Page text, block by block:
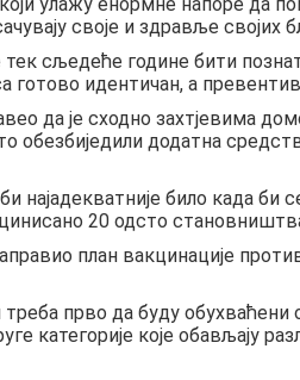
улажу енормне напоре да
своје и здравље својих
тек сљедеће године бити
готово идентичан, а
да је сходно
додатна
било када би
20 одсто
план вакцинације
треба прво да буду
категорије које обављају